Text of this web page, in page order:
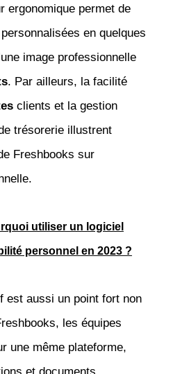
ergonomique permet de
en quelques
image professionnelle
. Par ailleurs, la facilité
clients et la gestion
trésorerie illustrent
Freshbooks sur
utiliser un logiciel
personnel en 2023 ?
est aussi un point fort non
les équipes
une même plateforme,
et documents